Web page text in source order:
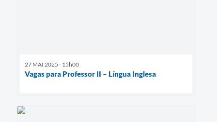
27 MAI 2025 - 15h00
Vagas para Professor II – Língua Inglesa